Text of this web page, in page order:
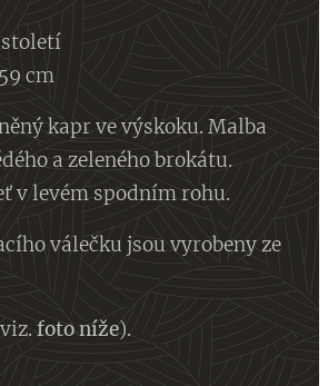
století
cm
kapr ve výskoku. Malba
a zeleného brokátu.
v levém spodním rohu.
válečku jsou vyrobeny ze
fotoníže).